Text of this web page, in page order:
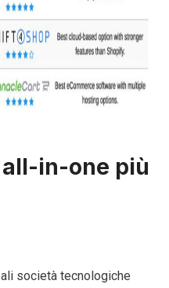
in-one più
società tecnologiche